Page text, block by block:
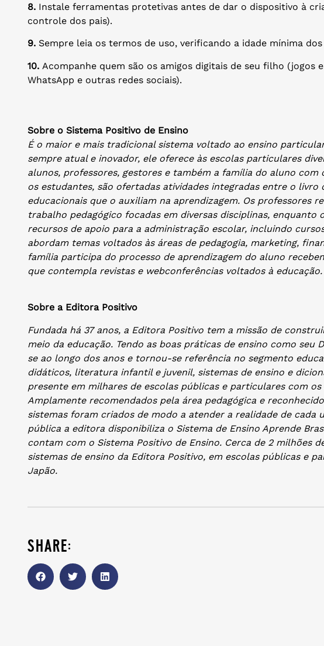
8. Instale ferramentas protetivas antes de dar o dispositivo à
controle dos pais).
9. Sempre leia os termos de uso, verificando a idade mínima dos
10. Acompanhe quem são os amigos digitais de seu filho (jogos
WhatsApp e outras redes sociais).
Sobre o Sistema Positivo de Ensino
É o maior e mais tradicional sistema voltado ao ensino
sempre atual e inovador, ele oferece às escolas particulares
alunos, professores, gestores e também a família do aluno com
os estudantes, são ofertadas atividades integradas entre o
educacionais que o auxiliam na aprendizagem. Os professores
trabalho pedagógico focadas em diversas disciplinas, enquanto
recursos de apoio para a administração escolar, incluindo
abordam temas voltados às áreas de pedagogia, marketing,
família participa do processo de aprendizagem do aluno
que contempla revistas e webconferências voltados à educação.
Sobre a Editora Positivo
Fundada há 37 anos, a Editora Positivo tem a missão de
meio da educação. Tendo as boas práticas de ensino como seu
se ao longo dos anos e tornou-se referência no segmento
didáticos, literatura infantil e juvenil, sistemas de ensino e
presente em milhares de escolas públicas e particulares com os
Amplamente recomendados pela área pedagógica e
sistemas foram criados de modo a atender a realidade de cada
pública a editora disponibiliza o Sistema de Ensino Aprende
contam com o Sistema Positivo de Ensino. Cerca de 2 milhões
sistemas de ensino da Editora Positivo, em escolas públicas e
Japão.
share: